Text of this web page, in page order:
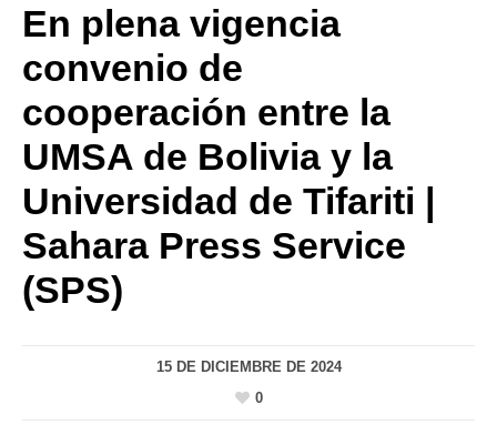
En plena vigencia
convenio de
cooperación entre la
UMSA de Bolivia y la
Universidad de Tifariti |
Sahara Press Service
(SPS)
15 DE DICIEMBRE DE 2024
0